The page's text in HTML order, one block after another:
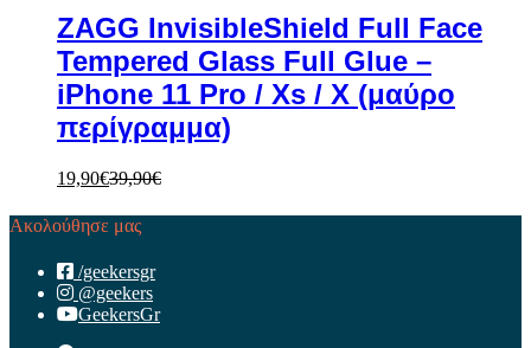
ZAGG InvisibleShield Full Face
Tempered Glass Full Glue –
iPhone 11 Pro / Xs / X (μαύρο
περίγραμμα)
19,90€39,90€
Ακολούθησε μας
/geekersgr
@geekers
GeekersGr